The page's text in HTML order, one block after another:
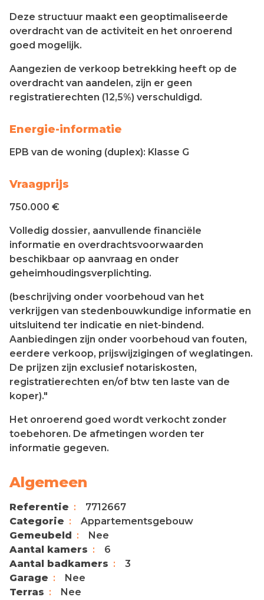
Deze structuur maakt een geoptimaliseerde
overdracht van de activiteit en het onroerend
goed mogelijk.
Aangezien de verkoop betrekking heeft op de
overdracht van aandelen, zijn er geen
registratierechten (12,5%) verschuldigd.
Energie-informatie
EPB van de woning (duplex): Klasse G
Vraagprijs
750.000 €
Volledig dossier, aanvullende financiële
informatie en overdrachtsvoorwaarden
beschikbaar op aanvraag en onder
geheimhoudingsverplichting.
(beschrijving onder voorbehoud van het
verkrijgen van stedenbouwkundige informatie en
uitsluitend ter indicatie en niet-bindend.
Aanbiedingen zijn onder voorbehoud van fouten,
eerdere verkoop, prijswijzigingen of weglatingen.
De prijzen zijn exclusief notariskosten,
registratierechten en/of btw ten laste van de
koper)."
Het onroerend goed wordt verkocht zonder
toebehoren. De afmetingen worden ter
informatie gegeven.
Algemeen
Referentie
7712667
Categorie
Appartementsgebouw
Gemeubeld
Nee
Aantal kamers
6
Aantal badkamers
3
Garage
Nee
Terras
Nee